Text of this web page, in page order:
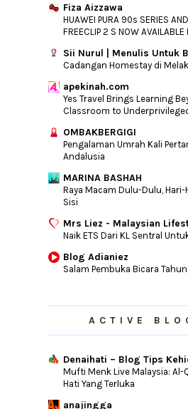
Fiza Aizzawa
HUAWEI PURA 90s SERIES
FREECLIP 2 S NOW AVAILABLE
Sii Nurul | Menulis Untuk
Cadangan Homestay di
apekinah.com
Yes Travel Brings Learning
Classroom to
OMBAKBERGIGI
Pengalaman Umrah Kali
Andalusia
MARINA BASHAH
Raya Macam Dulu-Dulu, Hari-
Sisi
Mrs Liez - Malaysian
Naik ETS Dari KL Sentral
Blog Adianiez
Salam Pembuka Bicara
ACTIVE
Denaihati – Blog Tips
Mufti Menk Live Malaysia: Al-
Hati Yang Terluka
anajingga